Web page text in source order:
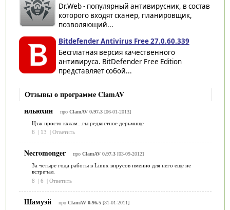
Dr.Web - популярный антивирусник, в состав
которого входят сканер, планировщик,
позволяющий...
Bitdefender Antivirus Free 27.0.60.339
Бесплатная версия качественного
антивируса. BitDefender Free Edition
представляет собой...
Отзывы о программе ClamAV
ильюхин
про ClamAV 0.97.3[06-01-2013]
Цэж просто кхлам...гы редкостное дерьмище
6
13 Ответить
Necromonger про ClamAV 0.97.3[03-09-2012]
За четыре года работы в Linux вирусов именно для него ещё не
встречал.
8
| 6 | Ответить
Шамуэй про ClamAV 0.96.5[31-01-2011]